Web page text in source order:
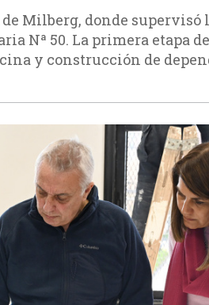
Milberg, donde supervisó
Nª 50. La primera etapa
y construcción de